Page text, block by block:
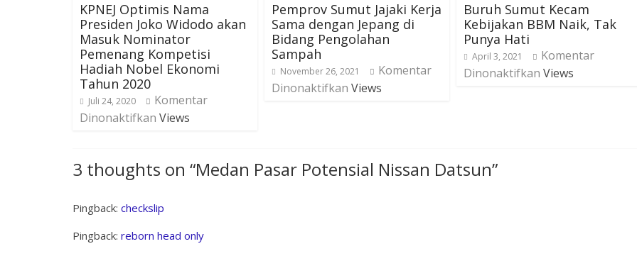
KPNEJ Optimis Nama
Presiden Joko Widodo akan
Masuk Nominator
Pemenang Kompetisi
Hadiah Nobel Ekonomi
Tahun 2020
Juli 24, 2020
Komentar
Dinonaktifkan Views
Pemprov Sumut Jajaki Kerja
Sama dengan Jepang di
Bidang Pengolahan
Sampah
November 26, 2021
Komentar
Dinonaktifkan Views
Buruh Sumut Kecam
Kebijakan BBM Naik, Tak
Punya Hati
April 3, 2021
Komentar
Dinonaktifkan Views
3 thoughts on “Medan Pasar Potensial Nissan Datsun”
Pingback: checkslip
Pingback: reborn head only